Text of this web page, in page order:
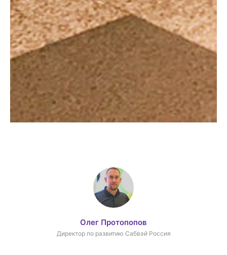
Олег Протопопов
Директор по развитию Сабвэй Россия